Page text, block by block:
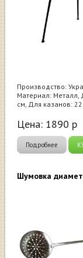
Производство:
Материал: Металл,
см, Для казанов:
Цена: 1890 р
Подробнее
Шумовка